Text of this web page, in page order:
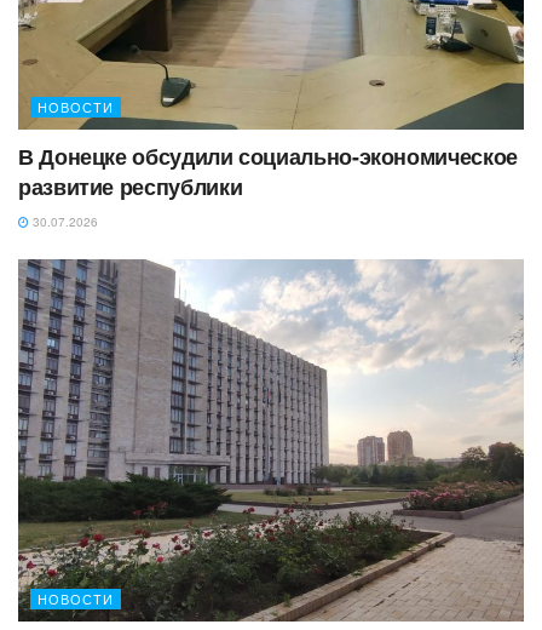
НОВОСТИ
В Донецке обсудили социально-экономическое
развитие республики
30.07.2026
НОВОСТИ